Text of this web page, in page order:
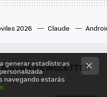
2026 Claude
NEWSLETTER
generar estadísticas
navegando estarás